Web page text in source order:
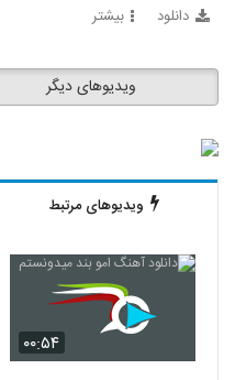
دانلود بیشتر
ویدیوهای دیگر
ویدیوهای مرتبط
۰۰:۵۴